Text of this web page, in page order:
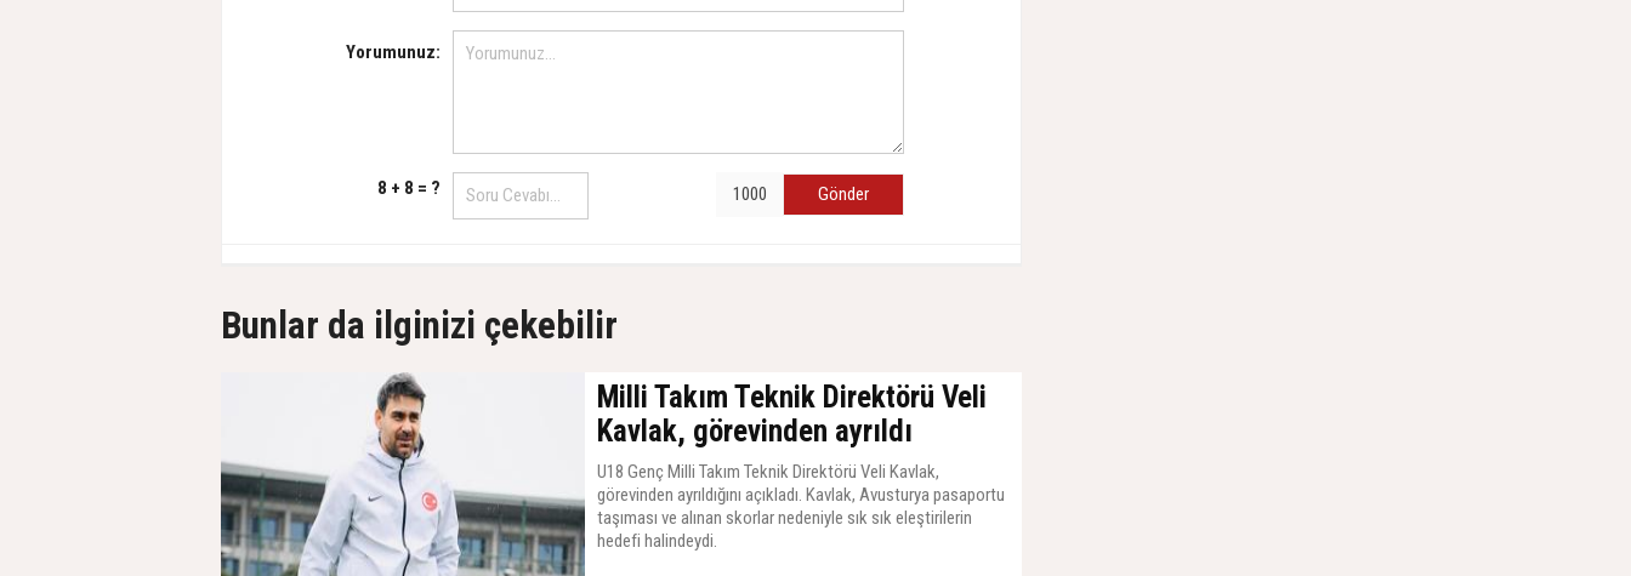
Yorumunuz:
8 + 8 = ? Gönder
Bunlar da ilginizi çekebilir
Milli Takım Teknik Direktörü Veli
Kavlak, görevinden ayrıldı
U18 Genç Milli Takım Teknik Direktörü Veli Kavlak,
görevinden ayrıldığını açıkladı. Kavlak, Avusturya pasaportu
taşıması ve alınan skorlar nedeniyle sık sık eleştirilerin
hedefi halindeydi.